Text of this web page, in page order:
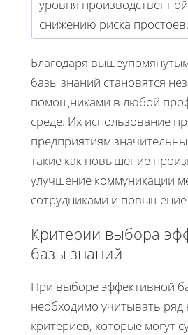
уровня
снижению риска простоев.
Благодаря
базы знаний становятся
помощниками в любой
среде. Их использование
предприятиям
такие как повышение
улучшение коммуникации
сотрудниками и
Критерии выбора
базы знаний
При выборе эффективной
необходимо учитывать
критериев, которые могут